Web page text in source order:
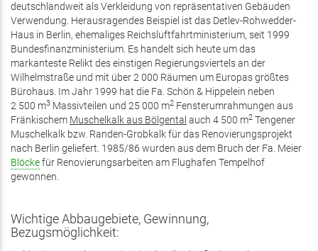
deutschlandweit als Verkleidung von repräsentativen Gebäuden
Verwendung. Herausragendes Beispiel ist das Detlev-Rohwedder-
Haus in Berlin, ehemaliges Reichsluftfahrtministerium, seit 1999
Bundesfinanzministerium. Es handelt sich heute um das
markanteste Relikt des einstigen Regierungsviertels an der
Wilhelmstraße und mit über 2 000 Räumen um Europas größtes
Bürohaus. Im Jahr 1999 hat die Fa. Schön & Hippelein neben
2 500 m3 Massivteilen und 25 000 m2 Fensterumrahmungen aus
Fränkischem Muschelkalk aus Bölgental auch 4 500 m2 Tengener
Muschelkalk bzw. Randen-Grobkalk für das Renovierungsprojekt
nach Berlin geliefert. 1985/86 wurden aus dem Bruch der Fa. Meier
Blöckefür Renovierungsarbeiten am Flughafen Tempelhof
gewonnen.
Wichtige Abbaugebiete, Gewinnung,
Bezugsmöglichkeit: